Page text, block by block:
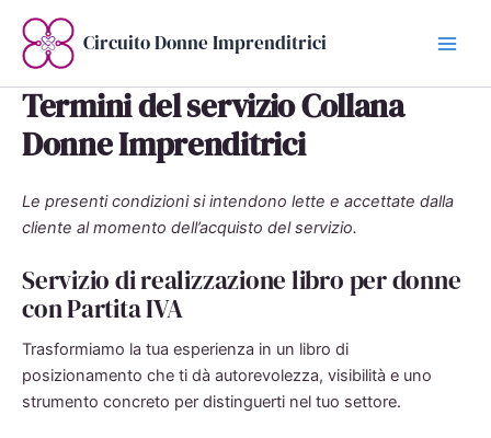
contenuto
Circuito Donne Imprenditrici
Termini del servizio Collana
Donne Imprenditrici
Le presenti condizioni si intendono lette e accettate dalla
cliente al momento dell’acquisto del servizio.
Servizio di realizzazione libro per donne
con Partita IVA
Trasformiamo la tua esperienza in un libro di
posizionamento che ti dà autorevolezza, visibilità e uno
strumento concreto per distinguerti nel tuo settore.